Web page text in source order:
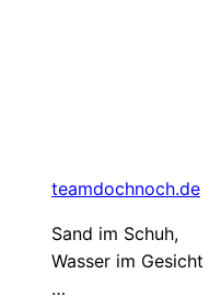
teamdochnoch.de
Sand im Schuh,
Wasser im Gesicht
…